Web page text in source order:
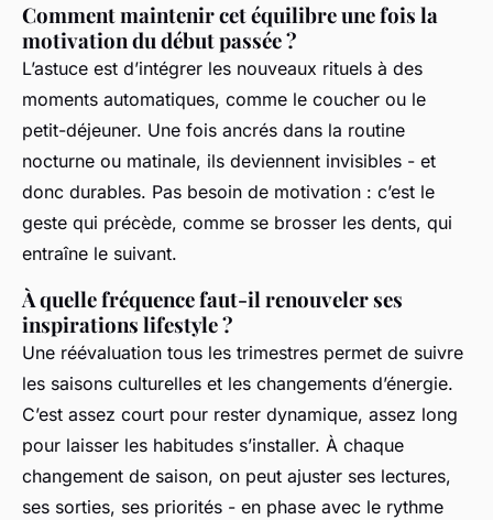
Comment maintenir cet équilibre une fois la
motivation du début passée ?
L’astuce est d’intégrer les nouveaux rituels à des
moments automatiques, comme le coucher ou le
petit-déjeuner. Une fois ancrés dans la routine
nocturne ou matinale, ils deviennent invisibles - et
donc durables. Pas besoin de motivation : c’est le
geste qui précède, comme se brosser les dents, qui
entraîne le suivant.
À quelle fréquence faut-il renouveler ses
inspirations lifestyle ?
Une réévaluation tous les trimestres permet de suivre
les saisons culturelles et les changements d’énergie.
C’est assez court pour rester dynamique, assez long
pour laisser les habitudes s’installer. À chaque
changement de saison, on peut ajuster ses lectures,
ses sorties, ses priorités - en phase avec le rythme